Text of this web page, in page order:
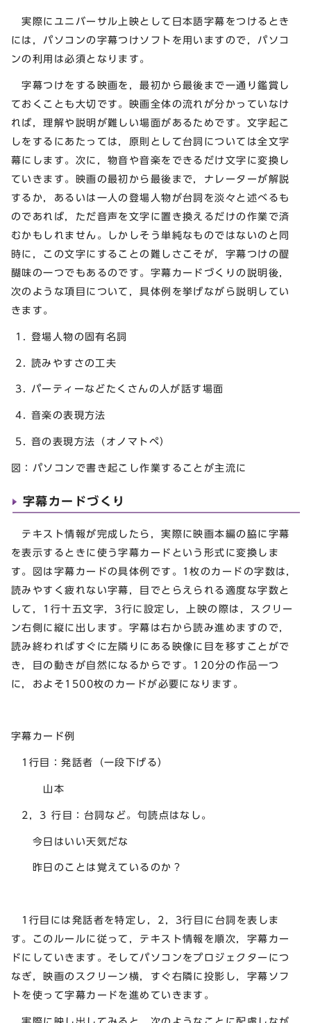
実際にユニバーサル上映として日本語字幕をつけるとき
には，パソコンの字幕つけソフトを用いますので，パソコ
ンの利用は必須となります。
字幕つけをする映画を，最初から最後まで一通り鑑賞し
ておくことも大切です。映画全体の流れが分かっていなけ
れば，理解や説明が難しい場面があるためです。文字起こ
しをするにあたっては，原則として台詞については全文字
幕にします。次に，物音や音楽をできるだけ文字に変換し
ていきます。映画の最初から最後まで，ナレーターが解説
するか，あるいは一人の登場人物が台詞を淡々と述べるも
のであれば，ただ音声を文字に置き換えるだけの作業で済
むかもしれません。しかしそう単純なものではないのと同
時に，この文字にすることの難しさこそが，字幕つけの醍
醐味の一つでもあるのです。字幕カードづくりの説明後，
次のような項目について，具体例を挙げながら説明してい
きます。
1. 登場人物の固有名詞
2. 読みやすさの工夫
3. パーティーなどたくさんの人が話す場面
4. 音楽の表現方法
5. 音の表現方法（オノマトペ）
図：パソコンで書き起こし作業することが主流に
字幕カードづくり
テキスト情報が完成したら，実際に映画本編の脇に字幕
を表示するときに使う字幕カードという形式に変換しま
す。図は字幕カードの具体例です。1枚のカードの字数は，
読みやすく疲れない字幕，目でとらえられる適度な字数と
して，1行十五文字，3行に設定し，上映の際は，スクリー
ン右側に縦に出します。字幕は右から読み進めますので，
読み終わればすぐに左隣りにある映像に目を移すことがで
き，目の動きが自然になるからです。120分の作品一つ
に，およそ1500枚のカードが必要になります。
字幕カード例
1行目：発話者（一段下げる）
山本
2，3 行目：台詞など。句読点はなし。
今日はいい天気だな
昨日のことは覚えているのか？
1行目には発話者を特定し，2，3行目に台詞を表しま
す。このルールに従って，テキスト情報を順次，字幕カー
ドにしていきます。そしてパソコンをプロジェクターにつ
なぎ，映画のスクリーン横，すぐ右隣に投影し，字幕ソフ
トを使って字幕カードを進めていきます。